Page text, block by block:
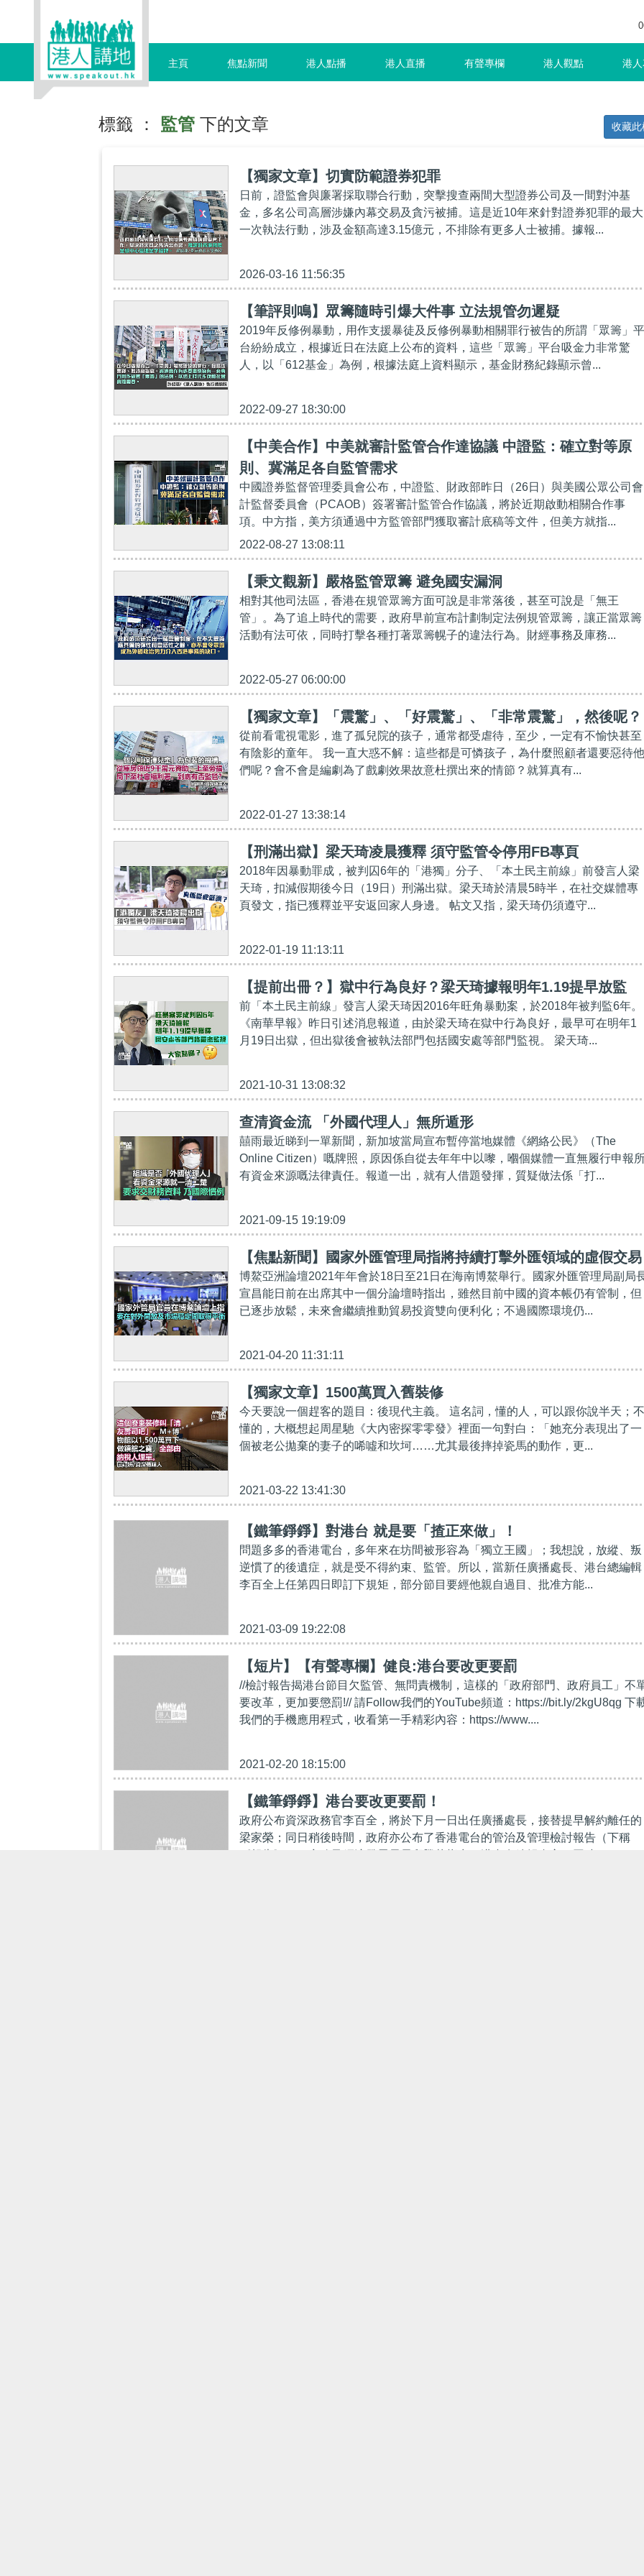
主頁 焦點新聞 港人點播 港人直播 有聲專欄 港人觀點 港
標籤 ： 監管 下的文章 收藏此
【獨家文章】切實防範證券犯罪
日前，證監會與廉署採取聯合行動，突擊搜查兩間大型證券公司及一間對沖基
金，多名公司高層涉嫌內幕交易及貪污被捕。這是近10年來針對證券犯罪的最大
一次執法行動，涉及金額高達3.15億元，不排除有更多人士被捕。據報...
2026-03-16 11:56:35
【筆評則鳴】眾籌隨時引爆大件事 立法規管勿遲疑
2019年反修例暴動，用作支援暴徒及反修例暴動相關罪行被告的所謂「眾籌」平
台紛紛成立，根據近日在法庭上公布的資料，這些「眾籌」平台吸金力非常驚
人，以「612基金」為例，根據法庭上資料顯示，基金財務紀錄顯示曾...
2022-09-27 18:30:00
【中美合作】中美就審計監管合作達協議 中證監：確立對等原
則、冀滿足各自監管需求
中國證券監督管理委員會公布，中證監、財政部昨日（26日）與美國公眾公司會
計監督委員會（PCAOB）簽署審計監管合作協議，將於近期啟動相關合作事
項。中方指，美方須通過中方監管部門獲取審計底稿等文件，但美方就指...
2022-08-27 13:08:11
【秉文觀新】嚴格監管眾籌 避免國安漏洞
相對其他司法區，香港在規管眾籌方面可說是非常落後，甚至可說是「無王
管」。為了追上時代的需要，政府早前宣布計劃制定法例規管眾籌，讓正當眾籌
活動有法可依，同時打擊各種打著眾籌幌子的違法行為。財經事務及庫務...
2022-05-27 06:00:00
【獨家文章】「震驚」、「好震驚」、「非常震驚」，然後呢？
從前看電視電影，進了孤兒院的孩子，通常都受虐待，至少，一定有不愉快甚至
有陰影的童年。 我一直大惑不解：這些都是可憐孩子，為什麼照顧者還要惡待他
們呢？會不會是編劇為了戲劇效果故意杜撰出來的情節？就算真有...
2022-01-27 13:38:14
【刑滿出獄】梁天琦凌晨獲釋 須守監管令停用FB專頁
2018年因暴動罪成，被判囚6年的「港獨」分子、「本土民主前線」前發言人梁
天琦，扣減假期後今日（19日）刑滿出獄。梁天琦於清晨5時半，在社交媒體專
頁發文，指已獲釋並平安返回家人身邊。 帖文又指，梁天琦仍須遵守...
2022-01-19 11:13:11
【提前出冊？】獄中行為良好？梁天琦據報明年1.19提早放監
前「本土民主前線」發言人梁天琦因2016年旺角暴動案，於2018年被判監6年。
《南華早報》昨日引述消息報道，由於梁天琦在獄中行為良好，最早可在明年1
月19日出獄，但出獄後會被執法部門包括國安處等部門監視。 梁天琦...
2021-10-31 13:08:32
查清資金流 「外國代理人」無所遁形
囍雨最近睇到一單新聞，新加坡當局宣布暫停當地媒體《網絡公民》（The
Online Citizen）嘅牌照，原因係自從去年年中以嚟，嗰個媒體一直無履行申報
有資金來源嘅法律責任。報道一出，就有人借題發揮，質疑做法係「打...
2021-09-15 19:19:09
【焦點新聞】國家外匯管理局指將持續打擊外匯領域的虛假交易
博鰲亞洲論壇2021年年會於18日至21日在海南博鰲舉行。國家外匯管理局副局
宣昌能日前在出席其中一個分論壇時指出，雖然目前中國的資本帳仍有管制，但
已逐步放鬆，未來會繼續推動貿易投資雙向便利化；不過國際環境仍...
2021-04-20 11:31:11
【獨家文章】1500萬買入舊裝修
今天要說一個趕客的題目：後現代主義。 這名詞，懂的人，可以跟你說半天；不
懂的，大概想起周星馳《大內密探零零發》裡面一句對白：「她充分表現出了一
個被老公拋棄的妻子的唏噓和坎坷……尤其最後摔掉瓷馬的動作，更...
2021-03-22 13:41:30
【鐵筆錚錚】對港台 就是要「揸正來做」！
問題多多的香港電台，多年來在坊間被形容為「獨立王國」；我想說，放縱、叛
逆慣了的後遺症，就是受不得約束、監管。所以，當新任廣播處長、港台總編輯
李百全上任第四日即訂下規矩，部分節目要經他親自過目、批准方能...
2021-03-09 19:22:08
【短片】【有聲專欄】健良:港台要改更要罰
//檢討報告揭港台節目欠監管、無問責機制，這樣的「政府部門、政府員工」不
要改革，更加要懲罰!// 請Follow我們的YouTube頻道：https://bit.ly/2kgU8qg 下
我們的手機應用程式，收看第一手精彩內容：https://www....
2021-02-20 18:15:00
【鐵筆錚錚】港台要改更要罰！
政府公布資深政務官李百全，將於下月一日出任廣播處長，接替提早解約離任的
梁家榮；同日稍後時間，政府亦公布了香港電台的管治及管理檢討報告（下稱